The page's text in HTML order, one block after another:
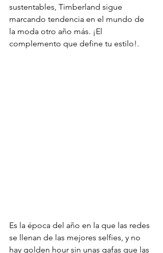
sustentables, Timberland sigue
marcando tendencia en el mundo de
la moda otro año más. ¡El
complemento que define tu estilo!.
Es la época del año en la que las redes
se llenan de las mejores selfies, y no
hay golden hour sin unas gafas que las